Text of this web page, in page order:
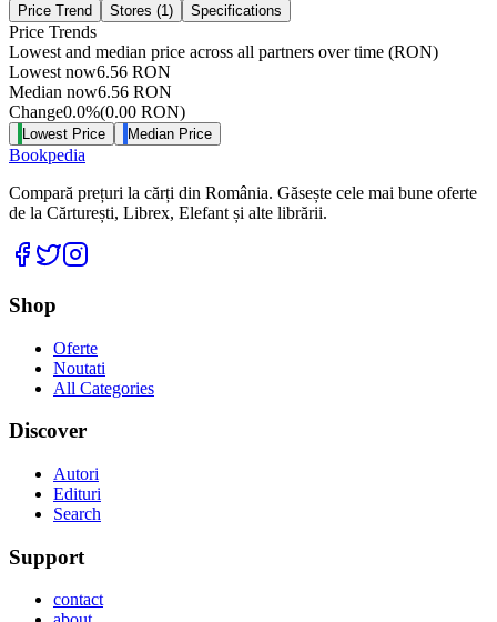
Price Trend Stores (1) Specifications
Price Trends
Lowest and median price across all partners over time (RON)
Lowest now6.56 RON
Median now6.56 RON
Change0.0%(0.00 RON)
Lowest Price Median Price
Bookpedia
Compară prețuri la cărți din România. Găsește cele mai bune oferte
de la Cărturești, Librex, Elefant și alte librării.
Facebook
Twitter
Shop
Oferte
Noutati
All Categories
Discover
Autori
Edituri
Search
Support
contact